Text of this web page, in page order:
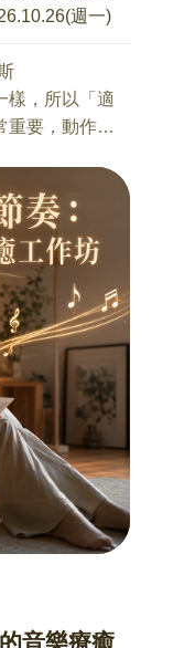
月1日
週一)
樣，所以「適
重要，動作
肢體即可。
實肌肉、消
健康、預防
珈技能健美指
北市東區電信
大學、臺北市
中心
9/22、9/29、
師有事，故不
音樂療癒